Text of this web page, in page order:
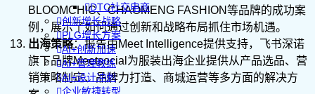
DTC社交电商
创新增长战略
PLG增长方案
AI+创新加速
AI+管理教练
AI+设计冲刺
企业敏捷转型
BLOOMCHIC、CHAOMENG FASHION等品牌的成功案
例，展示了如何通过创新和战略布局抓住市场机遇。
出海策略：报告由Meet Intelligence提供支持，飞书深诺
旗下品牌Meetsocial为服装出海企业提供从产品选品、营
销策略制定、品牌力打造、商城运营等多方面的解决方